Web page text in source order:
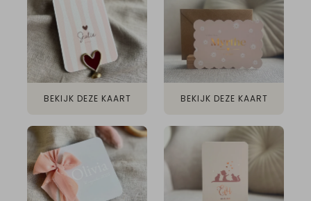
BEKIJK DEZE KAART BEKIJK DEZE KAART